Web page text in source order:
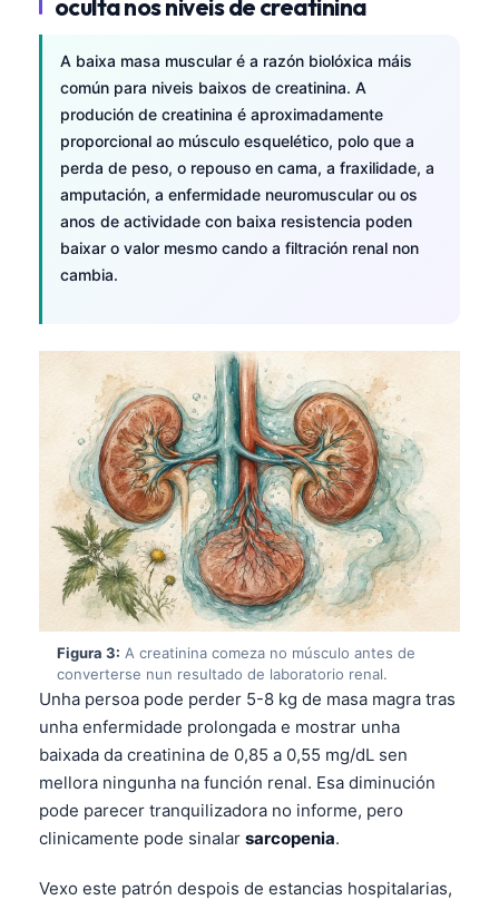
oculta nos niveis de creatinina
A baixa masa muscular é a razón biolóxica máis
común para niveis baixos de creatinina. A
produción de creatinina é aproximadamente
proporcional ao músculo esquelético, polo que a
perda de peso, o repouso en cama, a fraxilidade, a
amputación, a enfermidade neuromuscular ou os
anos de actividade con baixa resistencia poden
baixar o valor mesmo cando a filtración renal non
cambia.
Figura 3: A creatinina comeza no músculo antes de
converterse nun resultado de laboratorio renal.
Unha persoa pode perder 5-8 kg de masa magra tras
unha enfermidade prolongada e mostrar unha
baixada da creatinina de 0,85 a 0,55 mg/dL sen
mellora ningunha na función renal. Esa diminución
pode parecer tranquilizadora no informe, pero
clinicamente pode sinalar sarcopenia.
Vexo este patrón despois de estancias hospitalarias,